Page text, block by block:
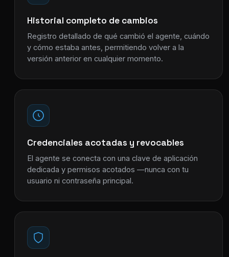
Historial completo de cambios
Registro detallado de qué cambió el agente, cuándo
y cómo estaba antes, permitiendo volver a la
versión anterior en cualquier momento.
Credenciales acotadas y revocables
El agente se conecta con una clave de aplicación
dedicada y permisos acotados —nunca con tu
usuario ni contraseña principal.